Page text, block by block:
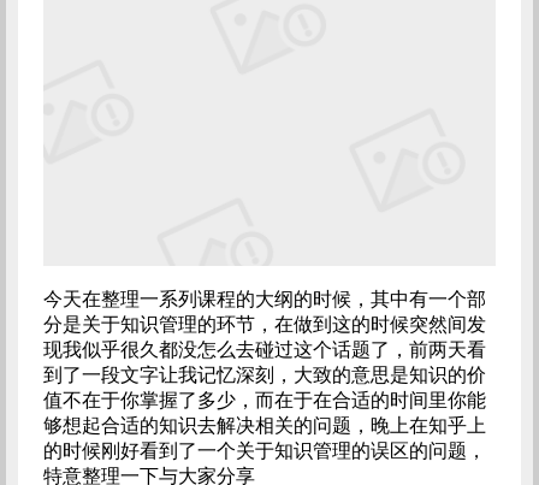
今天在整理一系列课程的大纲的时候，其中有一个部
分是关于知识管理的环节，在做到这的时候突然间发
现我似乎很久都没怎么去碰过这个话题了，前两天看
到了一段文字让我记忆深刻，大致的意思是知识的价
值不在于你掌握了多少，而在于在合适的时间里你能
够想起合适的知识去解决相关的问题，晚上在知乎上
的时候刚好看到了一个关于知识管理的误区的问题，
特意整理一下与大家分享